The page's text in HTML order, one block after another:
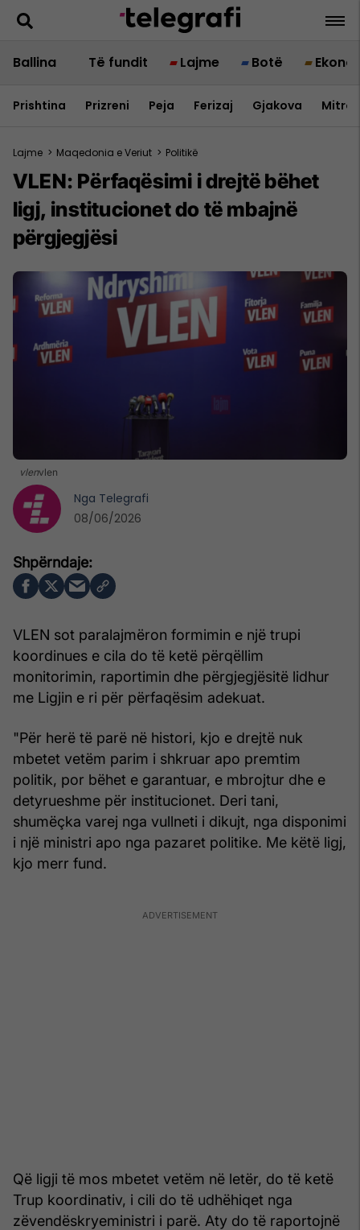
Ballina Të fundit Lajme Botë
Prishtina Prizreni Peja Ferizaj Gjakova
Lajme > Maqedonia e Veriut > Politikë
VLEN: Përfaqësimi i drejtë bëhet
ligj, institucionet do të mbajnë
përgjegjësi
vlenvlen
VLEN sot paralajmëron formimin e një trupi
koordinues e cila do të ketë përqëllim
monitorimin, raportimin dhe përgjegjësitë lidhur
me Ligjin e ri për përfaqësim adekuat.
"Për herë të parë në histori, kjo e drejtë nuk
mbetet vetëm parim i shkruar apo premtim
politik, por bëhet e garantuar, e mbrojtur dhe e
detyrueshme për institucionet. Deri tani,
shumëçka varej nga vullneti i dikujt, nga disponimi
i një ministri apo nga pazaret politike. Me këtë ligj,
kjo merr fund.
Që ligji të mos mbetet vetëm në letër, do të ketë
Trup koordinativ, i cili do të udhëhiqet nga
zëvendëskryeministri i parë. Aty do të raportojnë
Nga Telegrafi
08/06/2026